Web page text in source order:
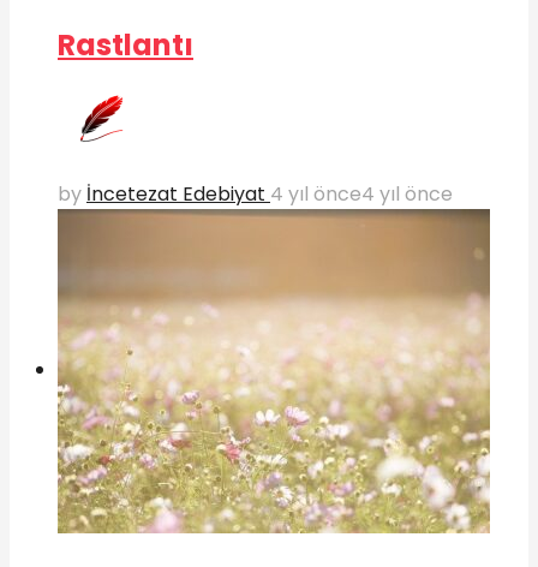
Rastlantı
by İncetezat Edebiyat 4 yıl önce4 yıl önce